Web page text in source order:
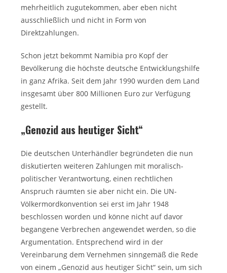
mehrheitlich zugutekommen, aber eben nicht
ausschließlich und nicht in Form von
Direktzahlungen.
Schon jetzt bekommt Namibia pro Kopf der
Bevölkerung die höchste deutsche Entwicklungshilfe
in ganz Afrika. Seit dem Jahr 1990 wurden dem Land
insgesamt über 800 Millionen Euro zur Verfügung
gestellt.
„Genozid aus heutiger Sicht“
Die deutschen Unterhändler begründeten die nun
diskutierten weiteren Zahlungen mit moralisch-
politischer Verantwortung, einen rechtlichen
Anspruch räumten sie aber nicht ein. Die UN-
Völkermordkonvention sei erst im Jahr 1948
beschlossen worden und könne nicht auf davor
begangene Verbrechen angewendet werden, so die
Argumentation. Entsprechend wird in der
Vereinbarung dem Vernehmen sinngemäß die Rede
von einem „Genozid aus heutiger Sicht“ sein, um sich